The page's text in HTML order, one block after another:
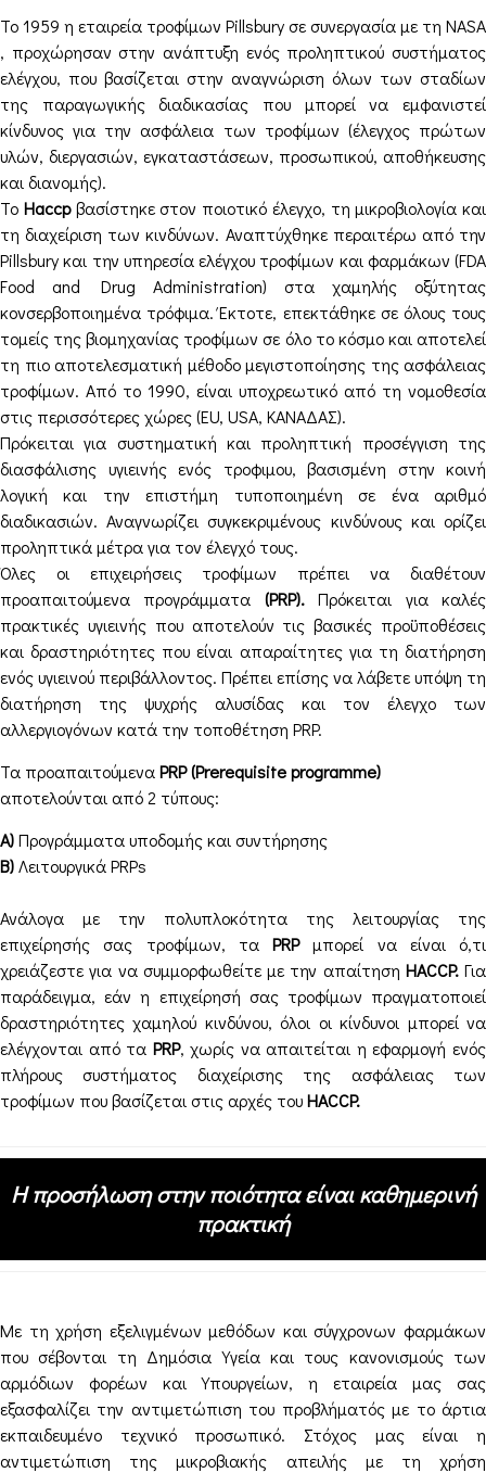
To 1959 η εταιρεία τροφίμων Pillsbury σε συνεργασία με τη NASA
, προχώρησαν στην ανάπτυξη ενός προληπτικού συστήματος
ελέγχου, που βασίζεται στην αναγνώριση όλων των σταδίων
της παραγωγικής διαδικασίας που μπορεί να εμφανιστεί
κίνδυνος για την ασφάλεια των τροφίμων (έλεγχος πρώτων
υλών, διεργασιών, εγκαταστάσεων, προσωπικού, αποθήκευσης
και διανομής).
Το Haccpβασίστηκε στον ποιοτικό έλεγχο, τη μικροβιολογία και
τη διαχείριση των κινδύνων. Αναπτύχθηκε περαιτέρω από την
Pillsbury και την υπηρεσία ελέγχου τροφίμων και φαρμάκων (FDA
Food and Drug Administration) στα χαμηλής οξύτητας
κονσερβοποιημένα τρόφιμα. Έκτοτε, επεκτάθηκε σε όλους τους
τομείς της βιομηχανίας τροφίμων σε όλο το κόσμο και αποτελεί
τη πιο αποτελεσματική μέθοδο μεγιστοποίησης της ασφάλειας
τροφίμων. Από το 1990, είναι υποχρεωτικό από τη νομοθεσία
στις περισσότερες χώρες (EU, USA, ΚΑΝΑΔΑΣ).
Πρόκειται για συστηματική και προληπτική προσέγγιση της
διασφάλισης υγιεινής ενός τροφιμου, βασισμένη στην κοινή
λογική και την επιστήμη τυποποιημένη σε ένα αριθμό
διαδικασιών. Αναγνωρίζει συγκεκριμένους κινδύνους και ορίζει
προληπτικά μέτρα για τον έλεγχό τους.
Όλες οι επιχειρήσεις τροφίμων πρέπει να διαθέτουν
προαπαιτούμενα προγράμματα (PRP).Πρόκειται για καλές
πρακτικές υγιεινής που αποτελούν τις βασικές προϋποθέσεις
και δραστηριότητες που είναι απαραίτητες για τη διατήρηση
ενός υγιεινού περιβάλλοντος. Πρέπει επίσης να λάβετε υπόψη τη
διατήρηση της ψυχρής αλυσίδας και τον έλεγχο των
αλλεργιογόνων κατά την τοποθέτηση PRP.
Τα προαπαιτούμεναPRP (Prerequisite programme)
αποτελούνται από 2 τύπους:
Α)Προγράμματα υποδομής και συντήρησης
Β)Λειτουργικά PRPs
Ανάλογα με την πολυπλοκότητα της λειτουργίας της
επιχείρησής σας τροφίμων, τα PRPμπορεί να είναι ό,τι
χρειάζεστε για να συμμορφωθείτε με την απαίτηση HACCP.Για
παράδειγμα, εάν η επιχείρησή σας τροφίμων πραγματοποιεί
δραστηριότητες χαμηλού κινδύνου, όλοι οι κίνδυνοι μπορεί να
ελέγχονται από τα PRP, χωρίς να απαιτείται η εφαρμογή ενός
πλήρους συστήματος διαχείρισης της ασφάλειας των
τροφίμων που βασίζεται στις αρχές τουHACCP.
Η προσήλωση στην ποιότητα είναι καθημερινή
πρακτική
Με τη χρήση εξελιγμένων μεθόδων και σύγχρονων φαρμάκων
που σέβονται τη Δημόσια Υγεία και τους κανονισμούς των
αρμόδιων φορέων και Υπουργείων, η εταιρεία μας σας
εξασφαλίζει την αντιμετώπιση του προβλήματός με το άρτια
εκπαιδευμένο τεχνικό προσωπικό. Στόχος μας είναι η
αντιμετώπιση της μικροβιακής απειλής με τη χρήση